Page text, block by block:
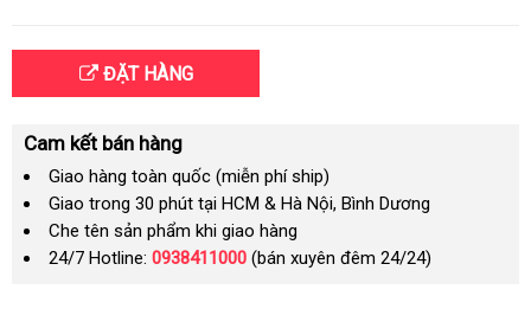
ĐẶT HÀNG
Cam kết bán hàng
Giao hàng toàn quốc (miễn phí ship)
Giao trong 30 phút tại HCM & Hà Nội, Bình Dương
Che tên sản phẩm khi giao hàng
24/7 Hotline: 0938411000 (bán xuyên đêm 24/24)